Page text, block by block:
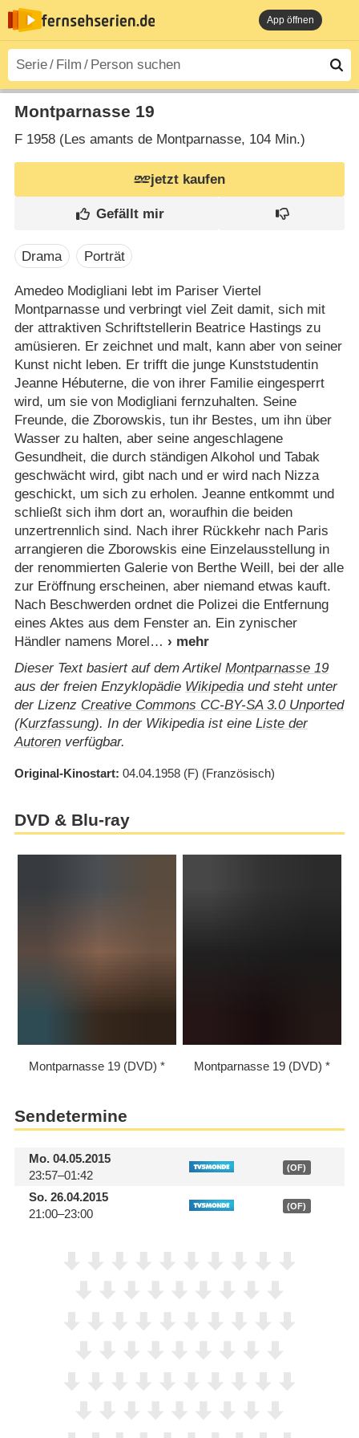
App öffnen
Montparnasse 19
F1958 (Les amants de Montparnasse‎, 104 Min.)
jetzt kaufen
Drama Porträt
Amedeo Modigliani lebt im Pariser Viertel
Montparnasse und verbringt viel Zeit damit, sich mit
der attraktiven Schriftstellerin Beatrice Hastings zu
amüsieren. Er zeichnet und malt, kann aber von seiner
Kunst nicht leben. Er trifft die junge Kunststudentin
Jeanne Hébuterne, die von ihrer Familie eingesperrt
wird, um sie von Modigliani fernzuhalten. Seine
Freunde, die Zborowskis, tun ihr Bestes, um ihn über
Wasser zu halten, aber seine angeschlagene
Gesundheit, die durch ständigen Alkohol und Tabak
geschwächt wird, gibt nach und er wird nach Nizza
geschickt, um sich zu erholen. Jeanne entkommt und
schließt sich ihm dort an, woraufhin die beiden
unzertrennlich sind. Nach ihrer Rückkehr nach Paris
arrangieren die Zborowskis eine Einzelausstellung in
der renommierten Galerie von Berthe Weill, bei der alle
zur Eröffnung erscheinen, aber niemand etwas kauft.
Nach Beschwerden ordnet die Polizei die Entfernung
eines Aktes aus dem Fenster an. Ein zynischer
Händler namens Morel
Dieser Text basiert auf dem Artikel Montparnasse 19
aus der freien Enzyklopädie Wikipediaund steht unter
der Lizenz Creative Commons CC-BY-SA 3.0 Unported
(Kurzfassung). In der Wikipedia ist eine Liste der
Autorenverfügbar.
Original-Kinostart 04.04.1958 (F) (Französisch)
DVD & Blu-ray
Montparnasse 19 (DVD) Montparnasse 19 (DVD)
Sendetermine
Mo.04.05.2015
23:57–01:42
(OF)
So.26.04.2015
21:00–23:00
(OF)